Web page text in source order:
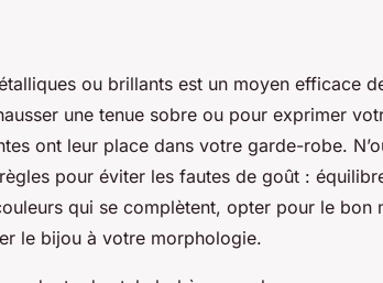
ou brillants est un moyen efficace
une tenue sobre ou pour exprimer
ont leur place dans votre garde-robe.
pour éviter les fautes de goût :
qui se complètent, opter pour le bon
le bijou à votre morphologie.